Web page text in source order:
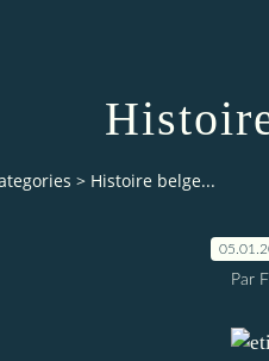
> Histoire belge...
Par